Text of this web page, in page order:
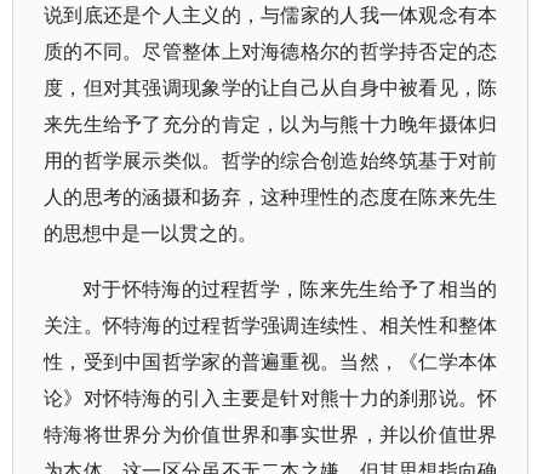
说到底还是个人主义的，与儒家的人我一体观念有本
质的不同。尽管整体上对海德格尔的哲学持否定的态
度，但对其强调现象学的让自己从自身中被看见，陈
来先生给予了充分的肯定，以为与熊十力晚年摄体归
用的哲学展示类似。哲学的综合创造始终筑基于对前
人的思考的涵摄和扬弃，这种理性的态度在陈来先生
的思想中是一以贯之的。
对于怀特海的过程哲学，陈来先生给予了相当的
关注。怀特海的过程哲学强调连续性、相关性和整体
性，受到中国哲学家的普遍重视。当然，《仁学本体
论》对怀特海的引入主要是针对熊十力的刹那说。怀
特海将世界分为价值世界和事实世界，并以价值世界